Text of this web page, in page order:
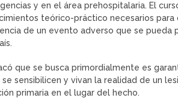
y en el área prehospitalaria. El
teórico-práctico necesarios
de un evento adverso que se pueda
que se busca primordialmente es
se sensibilicen y vivan la realidad de un
primaria en el lugar del hecho.